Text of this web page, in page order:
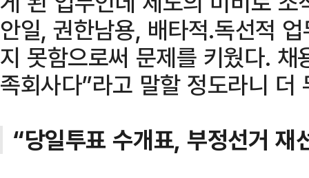
안일, 권한남용, 배타적․독선적
지 못함으로써 문제를 키웠다.
족회사다”라고 말할 정도라니 더
“당일투표 수개표, 부정선거 재